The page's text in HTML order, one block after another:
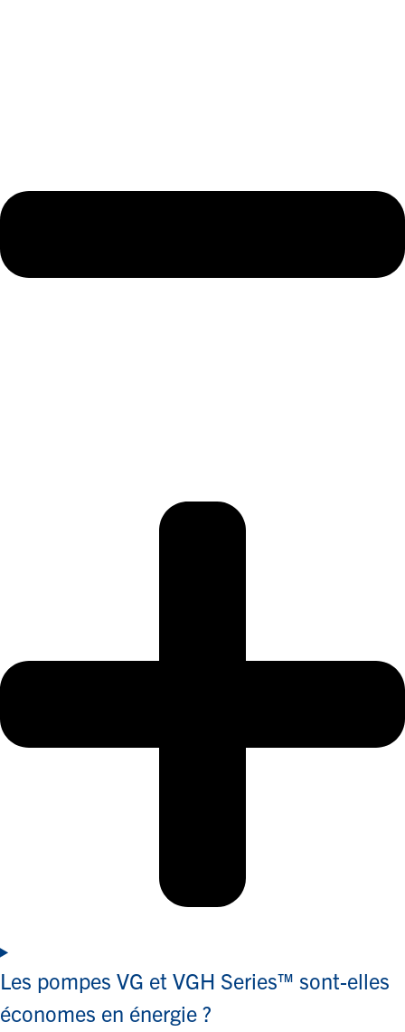
Les pompes VG et VGH Series™ sont-elles
économes en énergie ?